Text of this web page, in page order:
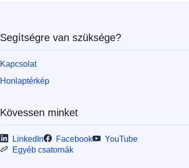
Segítségre van szüksége?
Kapcsolat
Honlaptérkép
Kövessen minket
LinkedIn Facebook
YouTube
Egyéb csatornák